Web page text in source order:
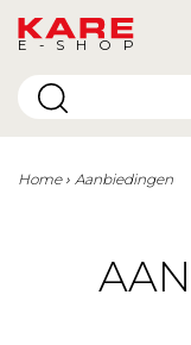
E-SHOP
Home Aanbiedingen